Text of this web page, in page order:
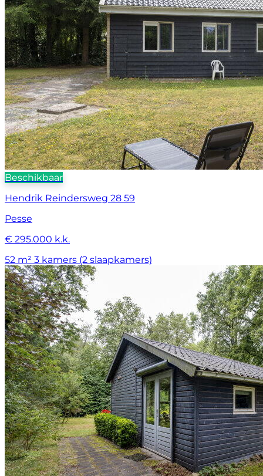
Beschikbaar
Hendrik Reindersweg 28 59
Pesse
€ 295.000 k.k.
52 m² 3 kamers (2 slaapkamers)